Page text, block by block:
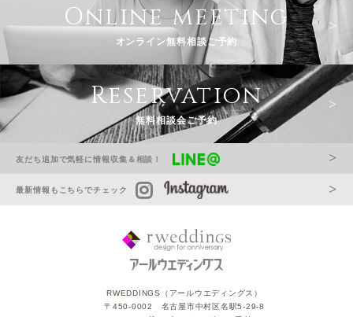
Online meeting
オンライン無料相談ご予約
Reservation
無料相談会ご予約
友だち追加で気軽に情報収集＆相談！
最新情報もこちらでチェック
RWEDDINGS（アールウエディングス）
〒450-0002 名古屋市中村区名駅5-29-8